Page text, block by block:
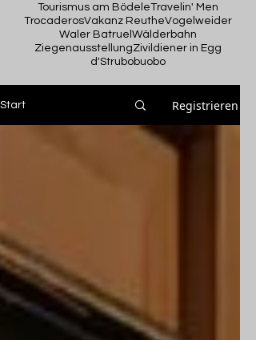
Tourismus am BödeleTravelin' Men
TrocaderosVakanz ReutheVogelweider
Waler Batruel Wälderbahn
ZiegenausstellungZivildiener in Egg
d'Strubobuobo
Start Registrieren